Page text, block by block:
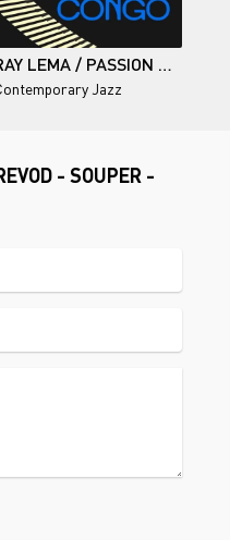
RAY LEMA / PASSION CONGO
Jazz
- SOUPER -